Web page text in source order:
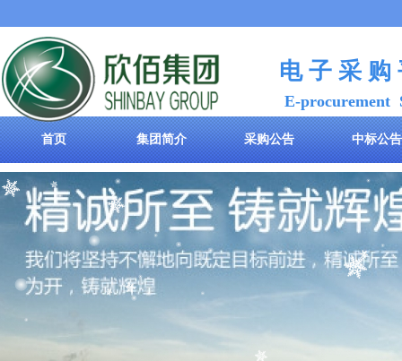
电 子 采 购
E-procurement
首页 集团简介 采购公告 中标公告